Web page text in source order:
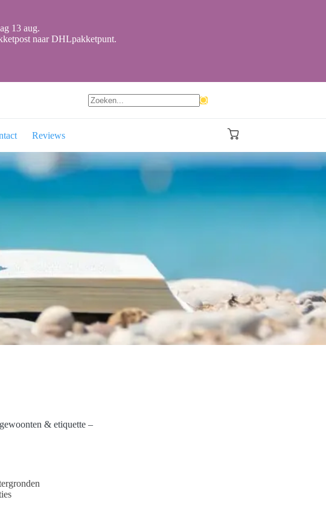
13 aug.
naar DHLpakketpunt.
Reviews Winkelwagen
& etiquette –